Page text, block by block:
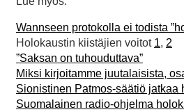
Wannseen protokolla ei todista
Holokaustin kiistäjien voitot 1, 2
”Saksan on tuhouduttava”
Miksi kirjoitamme juutalaisista,
Sionistinen Patmos-säätiö jatkaa
Suomalainen radio-ohjelma